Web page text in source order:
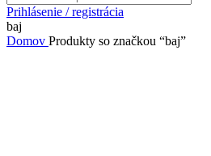
Prihlásenie / registrácia
baj
Domov Produkty so značkou “baj”